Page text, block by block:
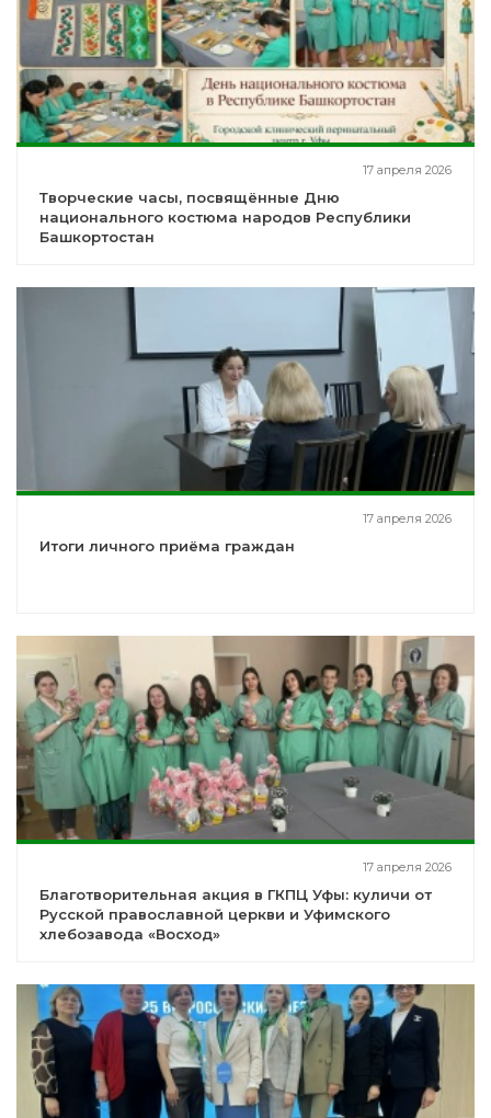
17 апреля 2026
Творческие часы, посвящённые Дню
национального костюма народов Республики
Башкортостан
17 апреля 2026
Итоги личного приёма граждан
17 апреля 2026
Благотворительная акция в ГКПЦ Уфы: куличи от
Русской православной церкви и Уфимского
хлебозавода «Восход»